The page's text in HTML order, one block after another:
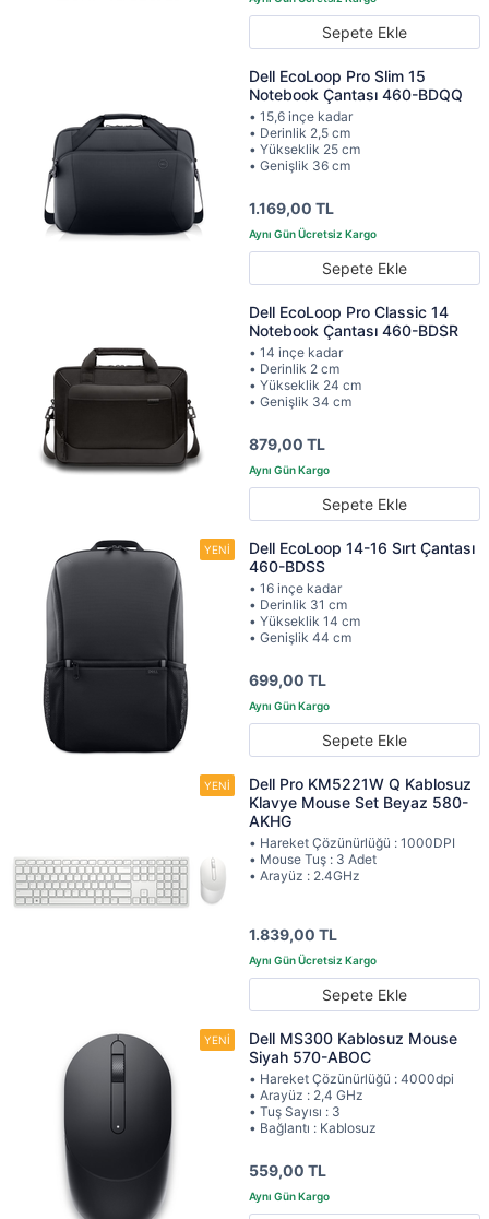
Sepete Ekle
Dell EcoLoop Pro Slim 15
Notebook Çantası 460-BDQQ
• 15,6 inçe kadar
• Derinlik 2,5 cm
• Yükseklik 25 cm
• Genişlik 36 cm
1.169,00 TL
Sepete Ekle
Dell EcoLoop Pro Classic 14
Notebook Çantası 460-BDSR
• 14 inçe kadar
• Derinlik 2 cm
• Yükseklik 24 cm
• Genişlik 34 cm
879,00 TL
Sepete Ekle
Dell EcoLoop 14-16 Sırt Çantası
460-BDSS
• 16 inçe kadar
• Derinlik 31 cm
• Yükseklik 14 cm
• Genişlik 44 cm
699,00 TL
Sepete Ekle
Dell Pro KM5221W Q Kablosuz
Klavye Mouse Set Beyaz 580-
AKHG
• Hareket Çözünürlüğü : 1000DPI
• Mouse Tuş : 3 Adet
• Arayüz : 2.4GHz
1.839,00 TL
Sepete Ekle
Dell MS300 Kablosuz Mouse
Siyah 570-ABOC
• Hareket Çözünürlüğü : 4000dpi
• Arayüz : 2,4 GHz
• Tuş Sayısı : 3
• Bağlantı : Kablosuz
559,00 TL